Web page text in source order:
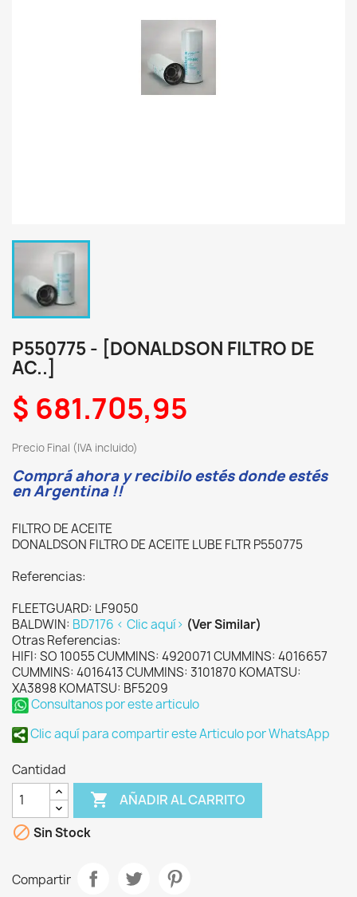
P550775 - [DONALDSON FILTRO DE
AC..]
$ 681.705,95
Precio Final (IVA incluido)
Comprá ahora y recibilo estés donde estés
en Argentina !!
FILTRO DE ACEITE
DONALDSON FILTRO DE ACEITE LUBE FLTR P550775
Referencias:
FLEETGUARD: LF9050
BALDWIN: BD7176 < Clic aquí> (Ver Similar)
Otras Referencias:
HIFI: SO 10055 CUMMINS: 4920071 CUMMINS: 4016657
CUMMINS: 4016413 CUMMINS: 3101870 KOMATSU:
XA3898 KOMATSU: BF5209
Consultanos por este articulo
Clic aquí para compartir este Articulo por WhatsApp
Cantidad
 AÑADIR AL CARRITO
 Sin Stock
Compartir